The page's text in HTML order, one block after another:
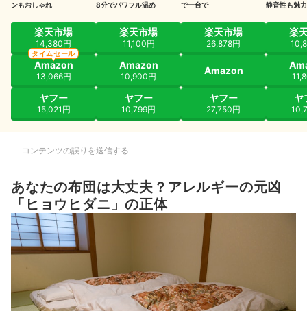
ンもおしゃれ
楽天市場
14,380円
Amazon
13,066円
タイムセール
ヤフー
15,021円
8分でパワフル温め
楽天市場
11,100円
Amazon
10,900円
ヤフー
10,799円
で一台で
楽天市場
26,878円
Amazon
ヤフー
27,750円
静音性も魅力
楽
ヤ
コンテンツの誤りを送信する
あなたの布団は大丈夫？アレルギーの元凶
「ヒョウヒダニ」の正体